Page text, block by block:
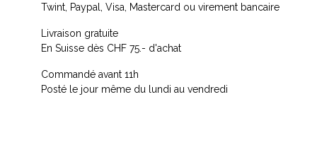
Twint, Paypal, Visa, Mastercard ou virement bancaire
Livraison gratuite
En Suisse dès CHF 75.- d'achat
Commandé avant 11h
Posté le jour même du lundi au vendredi